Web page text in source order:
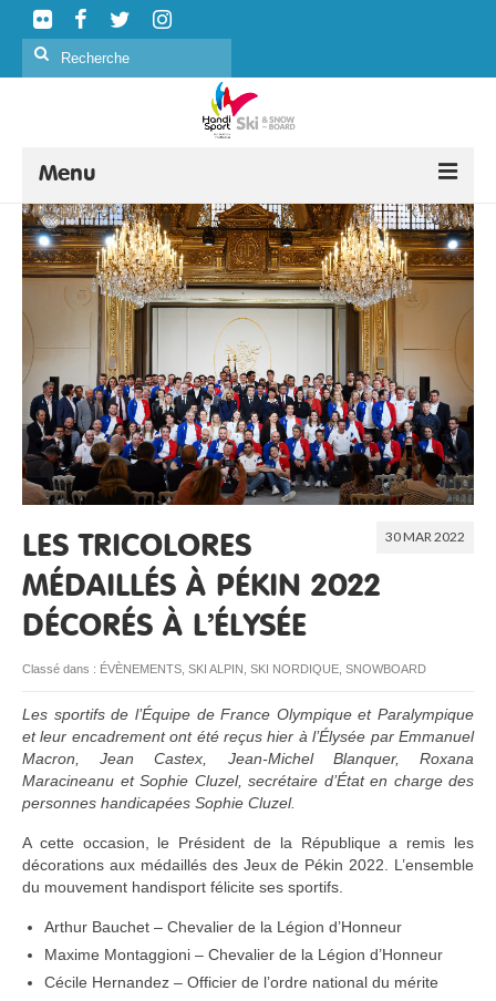
Rechercher
Menu
SKI ALPIN
SKI NORDIQUE
SNOWBOARD
CURLING
FORMATION
ÉVÉNEMENTS
CLASSIFICATION
RESSOURCES 30 MAR 2022
LES TRICOLORES
MÉDAILLÉS À PÉKIN 2022
DÉCORÉS À L’ÉLYSÉE
Classé dans : ÉVÈNEMENTS, SKI ALPIN , SKI NORDIQUE, SNOWBOARD
Les sportifs de l’Équipe de France Olympique et Paralympique
et leur encadrement ont été reçus hier à l’Élysée par Emmanuel
Macron, Jean Castex, Jean-Michel Blanquer, Roxana
Maracineanu et Sophie Cluzel, secrétaire d’État en charge des
personnes handicapées Sophie Cluzel.
A cette occasion, le Président de la République a remis les
décorations aux médaillés des Jeux de Pékin 2022. L’ensemble
du mouvement handisport félicite ses sportifs.
Arthur Bauchet – Chevalier de la Légion d’Honneur
Maxime Montaggioni – Chevalier de la Légion d’Honneur
Cécile Hernandez – Officier de l’ordre national du mérite